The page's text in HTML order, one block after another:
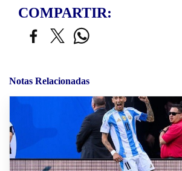
COMPARTIR:
Notas Relacionadas